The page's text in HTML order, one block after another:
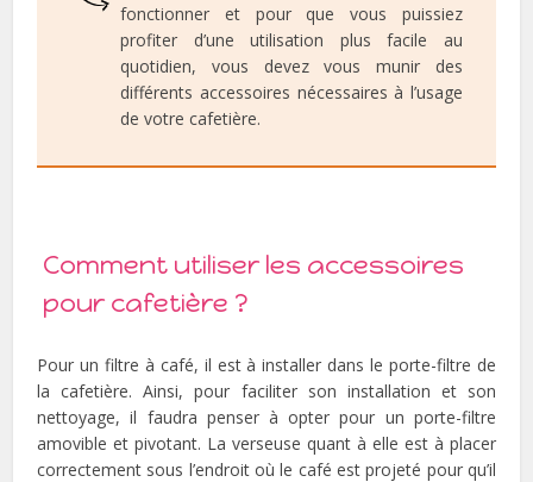
fonctionner et pour que vous puissiez
profiter d’une utilisation plus facile au
quotidien, vous devez vous munir des
différents accessoires nécessaires à l’usage
de votre cafetière.
Comment utiliser les accessoires
pour cafetière ?
Pour un filtre à café, il est à installer dans le porte-filtre de
la cafetière. Ainsi, pour faciliter son installation et son
nettoyage, il faudra penser à opter pour un porte-filtre
amovible et pivotant. La verseuse quant à elle est à placer
correctement sous l’endroit où le café est projeté pour qu’il